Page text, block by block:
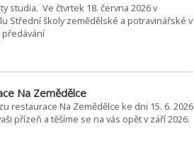
studia. Ve čtvrtek 18. června 2026 v
Střední školy zemědělské a potravinářské v
Na Zemědělce
restaurace Na Zemědělce ke dni 15. 6. 2026
přízeň a těšíme se na vás opět v září 2026.